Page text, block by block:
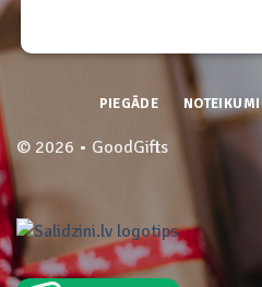
© 2026 • GoodGifts
PIEGĀDE NOTEIKUMI